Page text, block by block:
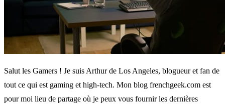
Salut les Gamers ! Je suis Arthur de Los Angeles, blogueur et fan de
tout ce qui est gaming et high-tech. Mon blog frenchgeek.com est
pour moi lieu de partage où je peux vous fournir les dernières